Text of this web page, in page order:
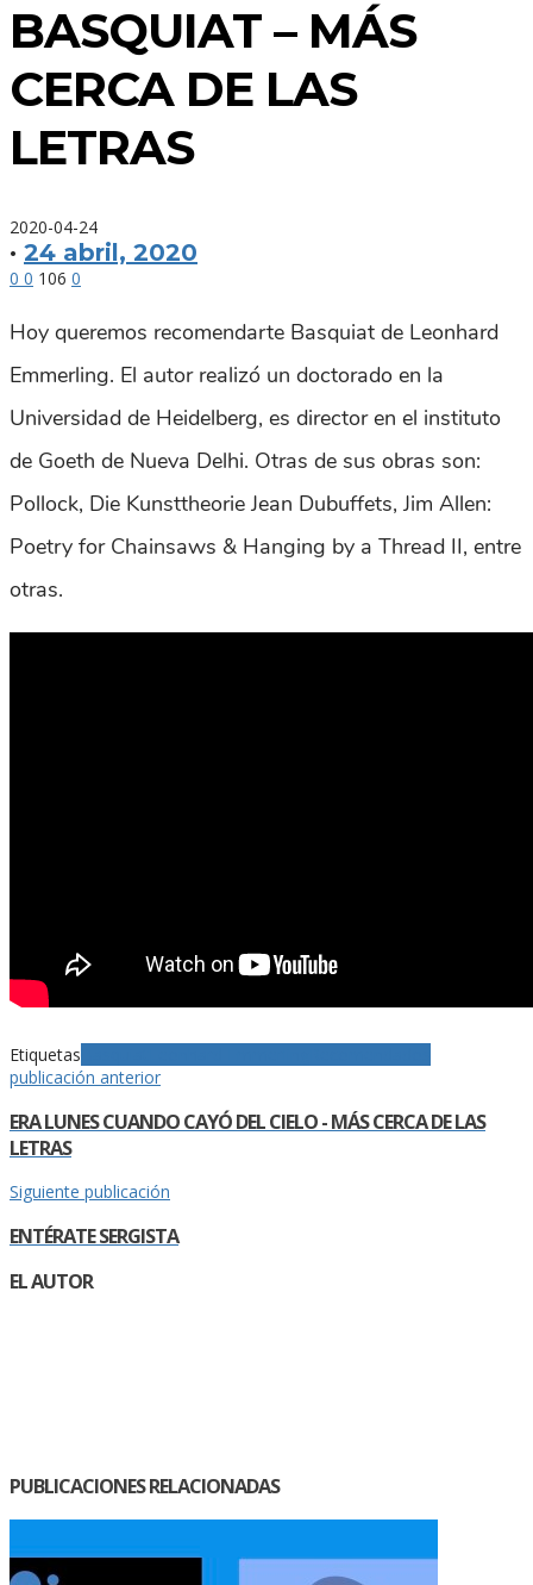
BASQUIAT – MÁS
CERCA DE LAS
LETRAS
2020-04-24
· 24 abril, 2020
0 0 106 0
Hoy queremos recomendarte Basquiat de Leonhard
Emmerling. El autor realizó un doctorado en la
Universidad de Heidelberg, es director en el instituto
de Goeth de Nueva Delhi. Otras de sus obras son:
Pollock, Die Kunsttheorie Jean Dubuffets, Jim Allen:
Poetry for Chainsaws & Hanging by a Thread II, entre
otras.
Etiquetas
publicación anterior
ERA LUNES CUANDO CAYÓ DEL CIELO - MÁS CERCA DE LAS
LETRAS
Siguiente publicación
ENTÉRATE SERGISTA
EL AUTOR
PUBLICACIONES RELACIONADAS